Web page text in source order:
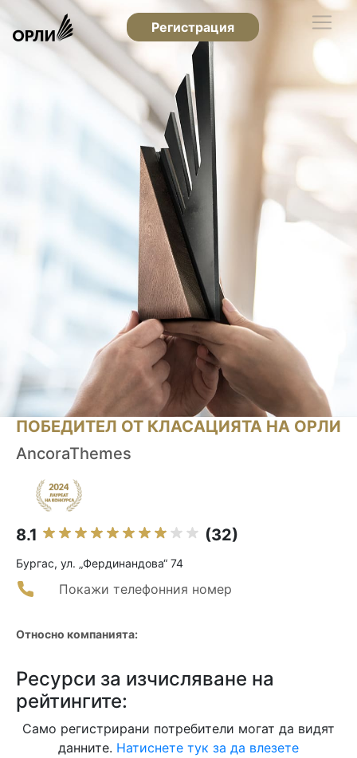
Регистрация
ПОБЕДИТЕЛ ОТ КЛАСАЦИЯТА НА ОРЛИ
AncoraThemes
8.1 (32)
Бургас, ул. „Фердинандова“ 74
Покажи телефонния номер
Относно компанията:
Ресурси за изчисляване на
рейтингите:
Само регистрирани потребители могат да видят
данните. Натиснете тук за да влезете